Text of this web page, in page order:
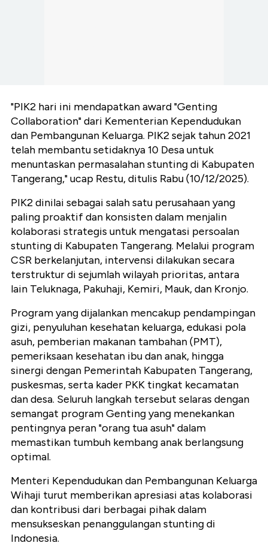
"PIK2 hari ini mendapatkanaward"Genting
Collaboration" dari Kementerian Kependudukan
dan Pembangunan Keluarga. PIK2 sejak tahun 2021
telah membantu setidaknya 10 Desa untuk
menuntaskan permasalahan stunting di Kabupaten
Tangerang," ucap Restu, ditulis Rabu (10/12/2025).
PIK2 dinilai sebagai salah satu perusahaan yang
paling proaktif dan konsisten dalam menjalin
kolaborasi strategis untuk mengatasi persoalan
stunting di Kabupaten Tangerang. Melalui program
CSR berkelanjutan, intervensi dilakukan secara
terstruktur di sejumlah wilayah prioritas, antara
lain Teluknaga, Pakuhaji, Kemiri, Mauk, dan Kronjo.
Program yang dijalankan mencakup pendampingan
gizi, penyuluhan kesehatan keluarga, edukasi pola
asuh, pemberian makanan tambahan (PMT),
pemeriksaan kesehatan ibu dan anak, hingga
sinergi dengan Pemerintah Kabupaten Tangerang,
puskesmas, serta kader PKK tingkat kecamatan
dan desa. Seluruh langkah tersebut selaras dengan
semangat program Genting yang menekankan
pentingnya peran "orang tua asuh" dalam
memastikan tumbuh kembang anak berlangsung
optimal.
Menteri Kependudukan dan Pembangunan Keluarga
Wihaji turut memberikan apresiasi atas kolaborasi
dan kontribusi dari berbagai pihak dalam
mensukseskan penanggulangan stunting di
Indonesia.